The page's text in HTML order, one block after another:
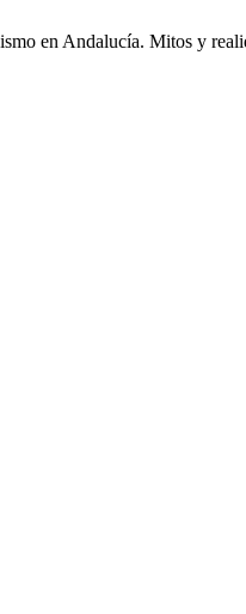
en Andalucía. Mitos y